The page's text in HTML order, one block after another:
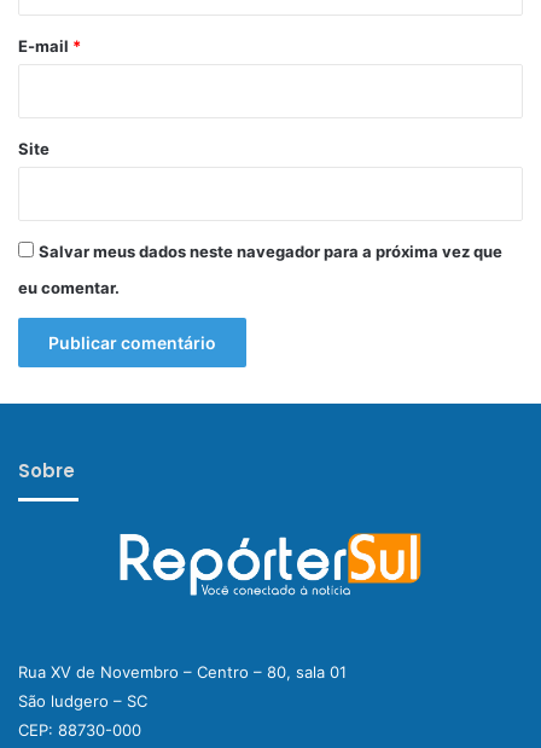
*
E-mail *
Site
Salvar meus dados neste navegador para a próxima vez que
eu comentar.
Sobre
Rua XV de Novembro – Centro – 80, sala 01
São ludgero – SC
CEP: 88730-000